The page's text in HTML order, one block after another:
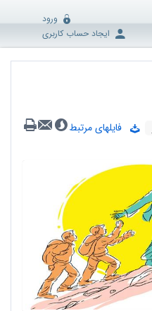
ورود
ایجاد حساب کاربری
فایلهای مرتبط